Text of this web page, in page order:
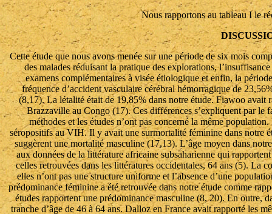
Nous rapportons au tableau I le
Cette étude que nous avons menée sur une période de six mois
des malades réduisant la pratique des explorations,
examens complémentaires à visée étiologique et enfin, la
fréquence d’accident vasculaire cérébral hémorragique de
(8,17). La létalité était de 19,85% dans notre étude. Fiawoo avait
Brazzaville au Congo (17). Ces différences s’expliquent par le
méthodes et les études n’ont pas concerné la même
séropositifs au VIH. Il y avait une surmortalité féminine dans notre
suggèrent une mortalité masculine (17,13). L’âge moyen dans
aux données de la littérature africaine subsaharienne qui
celles retrouvées dans les littératures occidentales, 64 ans (5). La
elles n’ont pas une structure uniforme et l’absence d’une
prédominance féminine a été retrouvée dans notre étude comme
études rapportent une prédominance masculine (8, 20). En outre,
tranche d’âge de 46 à 64 ans. Dalloz en France avait rapporté les